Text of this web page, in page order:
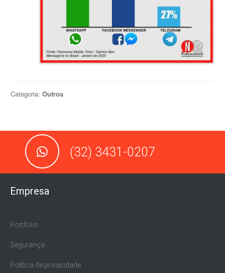
Categoria:Outros
(32) 3431-0207
Empresa
Portfolio
Segurança
Política de privacidade